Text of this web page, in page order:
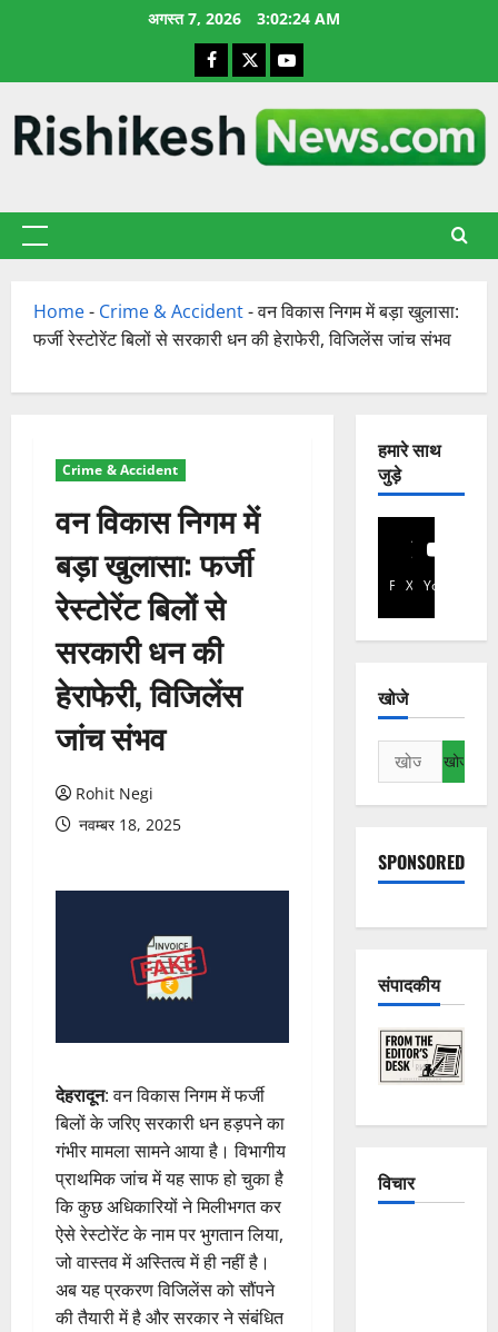
अगस्त 7, 2026 3:02:25 AM
Facebook
X YouTube
प्राथमिक
Home- Crime & Accident-वन विकास निगम में बड़ा खुलासा:
फर्जी रेस्टोरेंट बिलों से सरकारी धन की हेराफेरी, विजिलेंस जांच संभव
Crime & Accident
वन विकास निगम में
बड़ा खुलासा: फर्जी
रेस्टोरेंट बिलों से
सरकारी धन की
हेराफेरी, विजिलेंस
जांच संभव
Rohit Negi
नवम्बर 18, 2025
देहरादून: वन विकास निगम में फर्जी
बिलों के जरिए सरकारी धन हड़पने का
गंभीर मामला सामने आया है। विभागीय
प्राथमिक जांच में यह साफ हो चुका है
कि कुछ अधिकारियों ने मिलीभगत कर
ऐसे रेस्टोरेंट के नाम पर भुगतान लिया,
जो वास्तव में अस्तित्व में ही नहीं है।
अब यह प्रकरण विजिलेंस को सौंपने
की तैयारी में है और सरकार ने संबंधित
हमारे साथ
जुड़े
Facebook
X YouTube
खोजे
निम्न
को
खोजें:
SPONSORED
संपादकीय
विचार